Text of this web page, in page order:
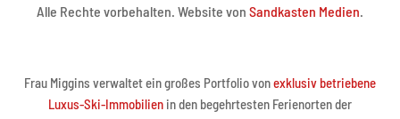
Alle Rechte vorbehalten. Website von Sandkasten Medien.
Frau Miggins verwaltet ein großes Portfolio vonexklusiv betriebene
Luxus-Ski-Immobilien in den begehrtesten Ferienorten der